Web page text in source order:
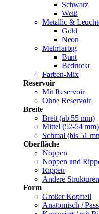
Schwarz
Weiß
Metallic &
Gold
Neon
Mehrfarbig
Bunt
Bedruckt
Farben-Mix
Reservoir
Mit Reservoir
Ohne Reservoir
Breite
Breit (ab 55 mm)
Mittel (52-54 mm)
Schmal (bis 51
Oberfläche
Noppen
Noppen und
Rippen
Andere Strukturen
Form
Großer Kopfteil
Anatomisch /